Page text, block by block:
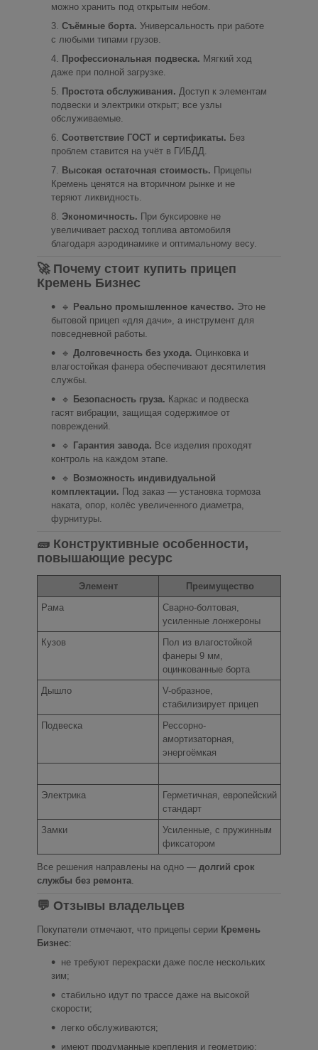
можно хранить под открытым небом.
Съёмные борта. Универсальность при работе
с любыми типами грузов.
Профессиональная подвеска. Мягкий ход
даже при полной загрузке.
Простота обслуживания. Доступ к элементам
подвески и электрики открыт; все узлы
обслуживаемые.
Соответствие ГОСТ и сертификаты. Без
проблем ставится на учёт в ГИБДД.
Высокая остаточная стоимость. Прицепы
Кремень ценятся на вторичном рынке и не
теряют ликвидность.
Экономичность. При буксировке не
увеличивает расход топлива автомобиля
благодаря аэродинамике и оптимальному весу.
🚀 Почему стоит купить прицеп
Кремень Бизнес
🔹 Реально промышленное качество. Это не
бытовой прицеп «для дачи», а инструмент для
повседневной работы.
🔹 Долговечность без ухода. Оцинковка и
влагостойкая фанера обеспечивают десятилетия
службы.
🔹
Безопасность груза. Каркас и подвеска
гасят вибрации, защищая содержимое от
повреждений.
🔹
Гарантия завода. Все изделия проходят
контроль на каждом этапе.
🔹
Возможность индивидуальной
комплектации. Под заказ — установка тормоза
наката, опор, колёс увеличенного диаметра,
фурнитуры.
🧱 Конструктивные особенности,
повышающие ресурс
Элемент
Преимущество
Рама
Сварно-болтовая,
усиленные лонжероны
Кузов
Пол из влагостойкой
фанеры 9 мм,
оцинкованные борта
Дышло
V-образное,
стабилизирует прицеп
Подвеска
Рессорно-
амортизаторная,
энергоёмкая
Электрика
Герметичная, европейский
стандарт
Замки
Усиленные, с пружинным
фиксатором
Все решения направлены на одно — долгий срок
службы без ремонта.
💬 Отзывы владельцев
Покупатели отмечают, что прицепы серии Кремень
Бизнес:
не требуют перекраски даже после нескольких
зим;
стабильно идут по трассе даже на высокой
скорости;
легко обслуживаются;
имеют продуманные крепления и геометрию;